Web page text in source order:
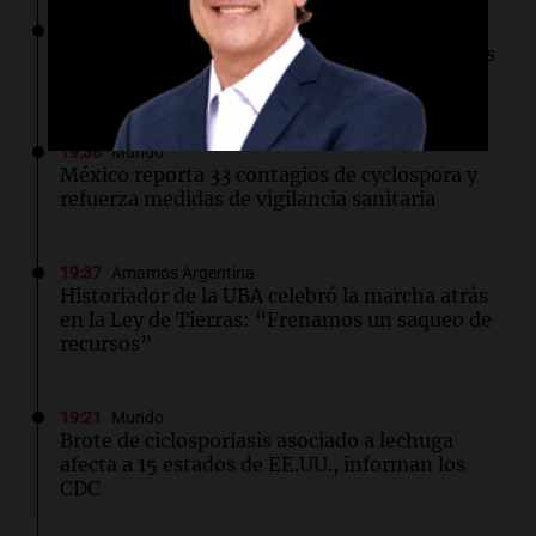
Alerta doble por tormentas en Rosario: lluvias
intensas, ráfagas y posible granizo
19:38 Mundo
México reporta 33 contagios de cyclospora y
refuerza medidas de vigilancia sanitaria
19:37 Amamos Argentina
Historiador de la UBA celebró la marcha atrás
en la Ley de Tierras: “Frenamos un saqueo de
recursos”
19:21 Mundo
Brote de ciclosporiasis asociado a lechuga
afecta a 15 estados de EE.UU., informan los
CDC